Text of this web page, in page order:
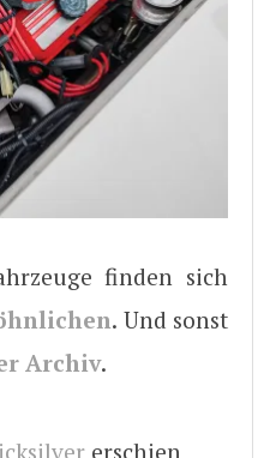
finden sich
. Und sonst
Archiv.
erschien